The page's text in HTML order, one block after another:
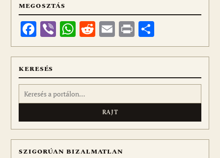
MEGOSZTÁS
Facebook
ViberWhatsApp
Reddit
Email
Print
meg
KERESÉS
Keresés:
SZIGORÚAN BIZALMATLAN